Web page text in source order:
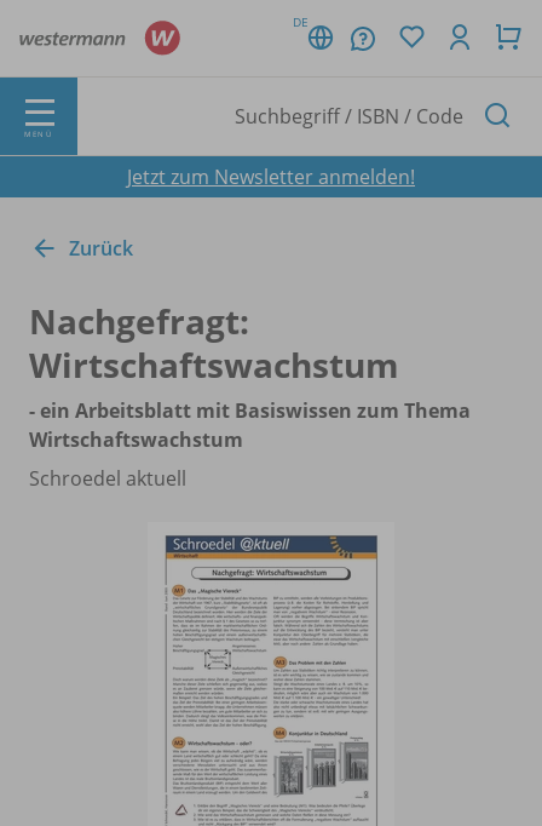
DE
MENÜ
Jetzt zum Newsletter anmelden!
Zurück
Nachgefragt:
Wirtschaftswachstum
- ein Arbeitsblatt mit Basiswissen zum Thema
Wirtschaftswachstum
Schroedel aktuell